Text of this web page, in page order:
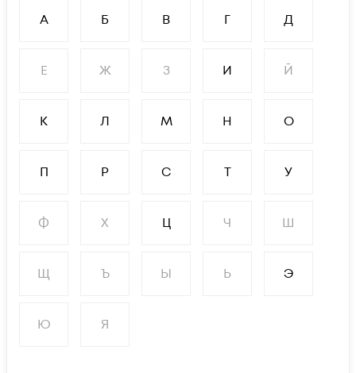
А Б В Г Д
Е Ж З И Й
К Л М Н О
П Р С Т У
Ф Х Ц Ч Ш
Щ Ъ Ы Ь Э
Ю Я